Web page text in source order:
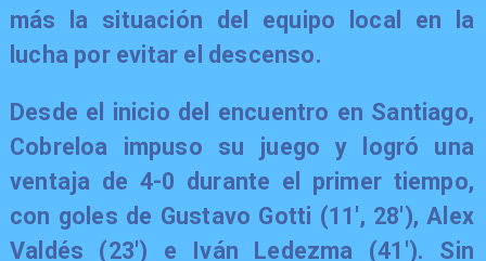
más la situación del equipo local en la
lucha por evitar el descenso.
Desde el inicio del encuentro en Santiago,
Cobreloa impuso su juego y logró una
ventaja de 4-0 durante el primer tiempo,
con goles de Gustavo Gotti (11′, 28′), Alex
Valdés (23′) e Iván Ledezma (41′). Sin